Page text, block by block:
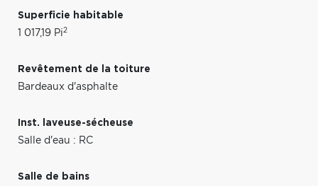
Superficie habitable
1 017,19 Pi2
Revêtement de la toiture
Bardeaux d'asphalte
Inst. laveuse-sécheuse
Salle d'eau : RC
Salle de bains